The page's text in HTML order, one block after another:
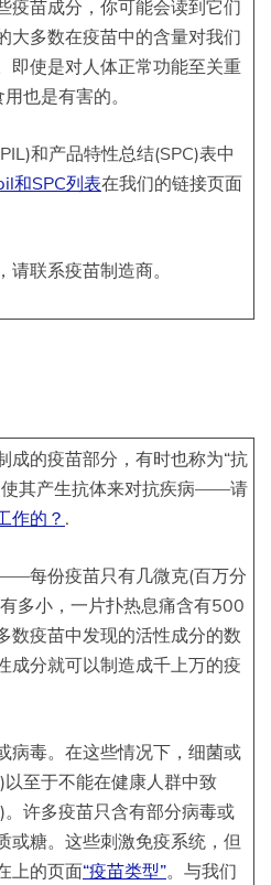
疫苗成分，你可能会读到它们
大多数在疫苗中的含量对我们
即使是对人体正常功能至关重
也是有害的。
和产品特性总结(SPC)表中
和SPC列表在我们的链接页面
联系疫苗制造商。
成的疫苗部分，有时也称为“抗
使其产生抗体来对抗疾病——请
作的？ .
每份疫苗只有几微克(百万分
多小，一片扑热息痛含有500
数疫苗中发现的活性成分的数
成分就可以制造成千上万的疫
病毒。在这些情况下，细菌或
至于不能在健康人群中致
许多疫苗只含有部分病毒或
或糖。这些刺激免疫系统，但
上的页面“疫苗类型”。与我们